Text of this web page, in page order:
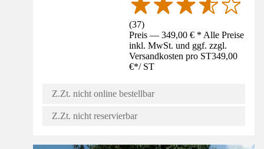
(37)
Preis — 349,00 € * Alle Preise
inkl. MwSt. und ggf. zzgl.
Versandkosten pro ST349,00
€*/ ST
Z.Zt. nicht online bestellbar
Z.Zt. nicht reservierbar